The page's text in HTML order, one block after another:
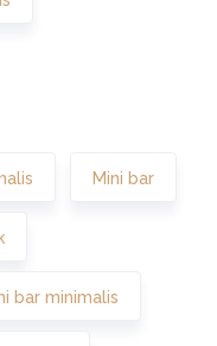
Mini bar
bar minimalis